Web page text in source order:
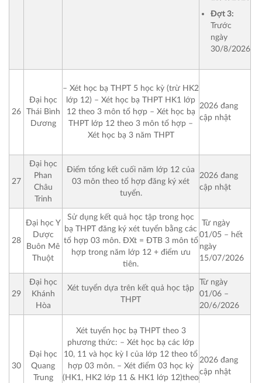
Đợt 3:
Trước
ngày
30/8/2026
26
Đại học
Thái Bình
Dương
– Xét học bạ THPT 5 học kỳ (trừ HK2
lớp 12) – Xét học bạ THPT HK1 lớp
12 theo 3 môn tổ hợp – Xét học bạ
THPT lớp 12 theo 3 môn tổ hợp –
Xét học bạ 3 năm THPT
2026 đang
cập nhật
27
Đại học
Phan
Châu
Trinh
Điểm tổng kết cuối năm lớp 12 của
03 môn theo tổ hợp đăng ký xét
tuyển.
2026 đang
cập nhật
28
Đại học Y
Dược
Buôn Mê
Thuột
Sử dụng kết quả học tập trong học
bạ THPT đăng ký xét tuyển bằng các
tổ hợp 03 môn. ĐXt = ĐTB 3 môn tổ
hợp trong năm lớp 12 + điểm ưu
tiên.
Từ ngày
01/05 – hết
ngày
15/07/2026
29
Đại học
Khánh
Hòa
Xét tuyển dựa trên kết quả học tập
THPT
Từ ngày
01/06 –
20/6/2026
30
Đại học
Quang
Trung
Xét tuyển học bạ THPT theo 3
phương thức: – Xét học bạ các lớp
10, 11 và học kỳ I của lớp 12 theo tổ
hợp 03 môn. – Xét điểm 03 học kỳ
(HK1, HK2 lớp 11 & HK1 lớp 12)theo
2026 đang
cập nhật